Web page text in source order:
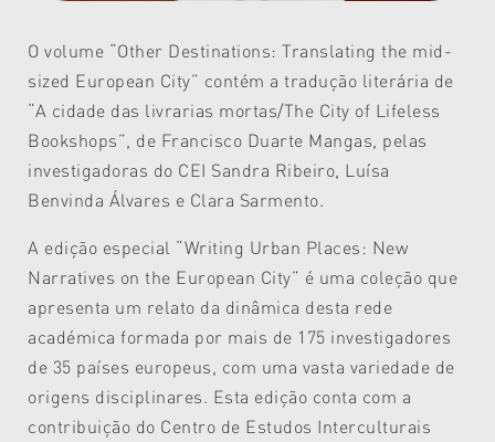
O volume “Other Destinations: Translating the mid-
sized European City” contém a tradução literária de
“A cidade das livrarias mortas/The City of Lifeless
Bookshops”, de Francisco Duarte Mangas, pelas
investigadoras do CEI Sandra Ribeiro, Luísa
Benvinda Álvares e Clara Sarmento.
A edição especial “Writing Urban Places: New
Narratives on the European City” é uma coleção que
apresenta um relato da dinâmica desta rede
académica formada por mais de 175 investigadores
de 35 países europeus, com uma vasta variedade de
origens disciplinares. Esta edição conta com a
contribuição do Centro de Estudos Interculturais